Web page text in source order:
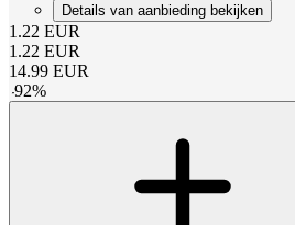
Details van aanbieding bekijken
1.22 EUR
1.22 EUR
14.99 EUR
-92%